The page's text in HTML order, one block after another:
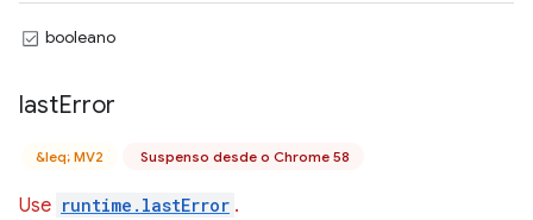
booleano
lastError
&leq; MV2 Suspenso desde o Chrome 58
Use runtime.lastError .